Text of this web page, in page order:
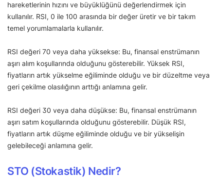
hareketlerinin hızını ve büyüklüğünü değerlendirmek için
kullanılır. RSI, 0 ile 100 arasında bir değer üretir ve bir takım
temel yorumlamalarla kullanılır.
RSI değeri 70 veya daha yüksekse: Bu, finansal enstrümanın
aşırı alım koşullarında olduğunu gösterebilir. Yüksek RSI,
fiyatların artık yükselme eğiliminde olduğu ve bir düzeltme veya
geri çekilme olasılığının arttığı anlamına gelir.
RSI değeri 30 veya daha düşükse: Bu, finansal enstrümanın
aşırı satım koşullarında olduğunu gösterebilir. Düşük RSI,
fiyatların artık düşme eğiliminde olduğu ve bir yükselişin
gelebileceği anlamına gelir.
STO (Stokastik) Nedir?